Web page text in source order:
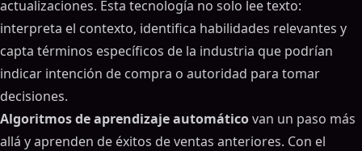
actualizaciones. Esta tecnología no solo lee texto:
interpreta el contexto, identifica habilidades relevantes y
capta términos específicos de la industria que podrían
indicar intención de compra o autoridad para tomar
decisiones.
Algoritmos de aprendizaje automáticovan un paso más
allá y aprenden de éxitos de ventas anteriores. Con el